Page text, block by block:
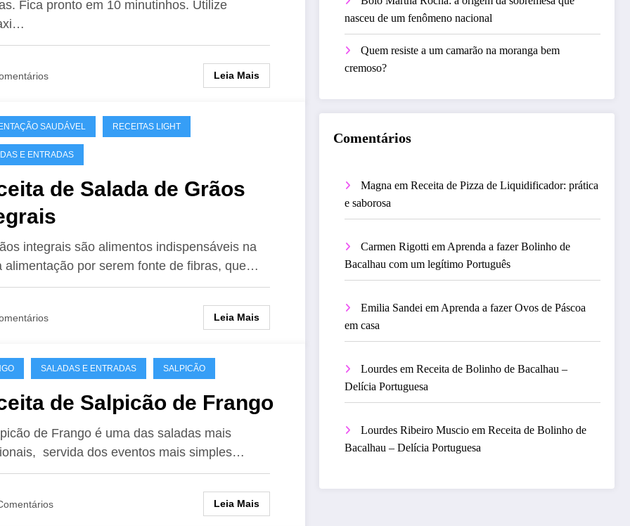
Fica pronto em 10 minutinhos. Utilize
Leia Mais
SAUDÁVEL RECEITAS LIGHT
E ENTRADAS
de Salada de Grãos
integrais são alimentos indispensáveis na
alimentação por serem fonte de fibras, que…
Leia Mais
SALADAS E ENTRADAS SALPICÃO
de Salpicão de Frango
de Frango é uma das saladas mais
servida dos eventos mais simples…
Leia Mais
nasceu de um fenômeno nacional
Quem resiste a um camarão na moranga bem
cremoso?
Comentários
Magna emReceita de Pizza de Liquidificador: prática
e saborosa
Carmen Rigotti em Aprenda a fazer Bolinho de
Bacalhau com um legítimo Português
Emilia Sandei em Aprenda a fazer Ovos de Páscoa
em casa
Lourdes emReceita de Bolinho de Bacalhau –
Delícia Portuguesa
Lourdes Ribeiro Muscio emReceita de Bolinho de
Bacalhau – Delícia Portuguesa